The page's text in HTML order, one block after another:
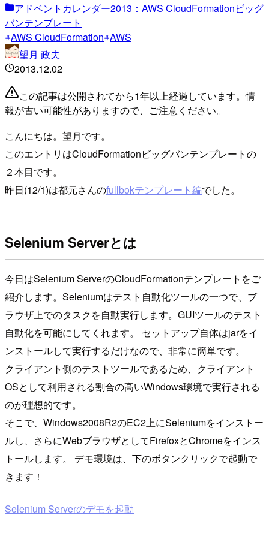
アドベントカレンダー2013：AWS CloudFormationビッグ
バンテンプレート
AWS CloudFormation AWS
望月 政夫
2013.12.02
この記事は公開されてから1年以上経過しています。情
報が古い可能性がありますので、ご注意ください。
こんにちは。望月です。
このエントリはCloudFormationビッグバンテンプレートの
２本目です。
昨日(12/1)は都元さんのfullbokテンプレート編でした。
Selenium Serverとは
今日はSelenium ServerのCloudFormationテンプレートをご
紹介します。Seleniumはテスト自動化ツールの一つで、ブ
ラウザ上でのタスクを自動実行します。GUIツールのテスト
自動化を可能にしてくれます。 セットアップ自体はjarをイ
ンストールして実行するだけなので、非常に簡単です。
クライアント側のテストツールであるため、クライアント
OSとして利用される割合の高いWindows環境で実行される
のが理想的です。
そこで、Windows2008R2のEC2上にSeleniumをインストー
ルし、さらにWebブラウザとしてFirefoxとChromeをインス
トールします。 デモ環境は、下のボタンクリックで起動で
きます！
Selenium Serverのデモを起動